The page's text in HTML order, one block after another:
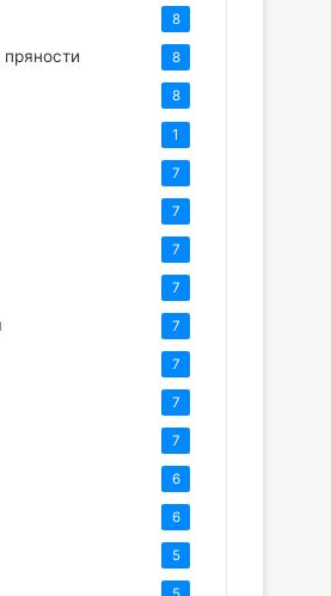
8
8
8
1
7
7
7
7
7
7
7
7
6
6
5